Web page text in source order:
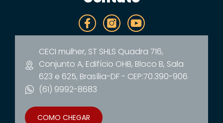
CECI mulher, ST SHLS Quadra 716,
Conjunto A, Edifício OHB, Bloco B, Sala
623 e 625, Brasília-DF - CEP:70.390-906
(61) 9992-8683
COMO CHEGAR